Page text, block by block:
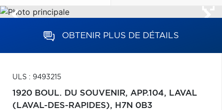
OBTENIR PLUS DE DÉTAILS
ULS : 9493215
1920 BOUL. DU SOUVENIR, APP.104, LAVAL
(LAVAL-DES-RAPIDES), H7N 0B3